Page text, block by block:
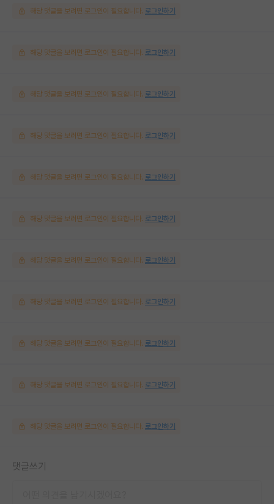
해당 댓글을 보려면 로그인이 필요합니다. 로그인하기
해당 댓글을 보려면 로그인이 필요합니다. 로그인하기
해당 댓글을 보려면 로그인이 필요합니다. 로그인하기
해당 댓글을 보려면 로그인이 필요합니다. 로그인하기
해당 댓글을 보려면 로그인이 필요합니다. 로그인하기
해당 댓글을 보려면 로그인이 필요합니다. 로그인하기
해당 댓글을 보려면 로그인이 필요합니다. 로그인하기
해당 댓글을 보려면 로그인이 필요합니다. 로그인하기
해당 댓글을 보려면 로그인이 필요합니다. 로그인하기
해당 댓글을 보려면 로그인이 필요합니다. 로그인하기
해당 댓글을 보려면 로그인이 필요합니다. 로그인하기
댓글쓰기